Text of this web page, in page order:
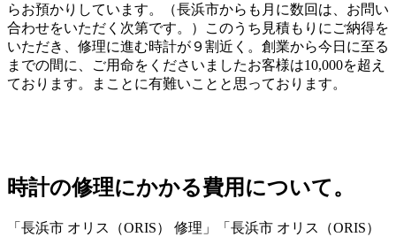
らお預かりしています。（長浜市からも月に数回は、お問い
合わせをいただく次第です。）このうち見積もりにご納得を
いただき、修理に進む時計が９割近く。創業から今日に至る
までの間に、ご用命をくださいましたお客様は10,000を超え
ております。まことに有難いことと思っております。
時計の修理にかかる費用について。
「長浜市 オリス（ORIS） 修理」「長浜市 オリス（ORIS）